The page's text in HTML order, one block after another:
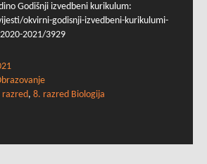
Godišnji izvedbeni kurikulum:
okvirni-godisnji-izvedbeni-kurikulumi-
2021/3929
razred, 8. razred Biologija